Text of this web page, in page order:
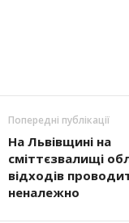
Попередні публікації
На Львівщині на
сміттєзвалищі
відходів
неналежно